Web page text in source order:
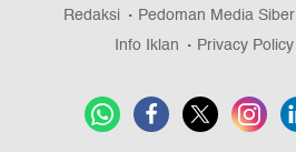
Redaksi Pedoman Media Siber
Info Iklan
Privacy Policy